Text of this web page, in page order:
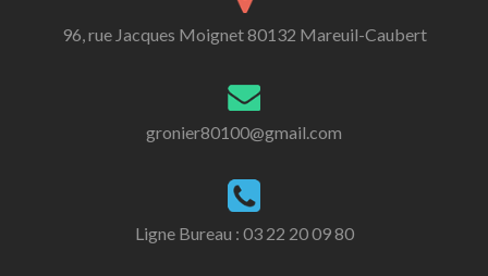
96, rue Jacques Moignet 80132 Mareuil-Caubert
gronier80100@gmail.com
Ligne Bureau : 03 22 20 09 80